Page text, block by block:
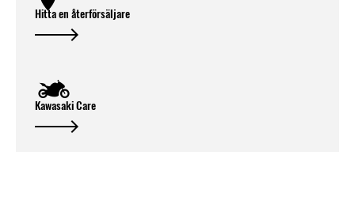
Hitta en återförsäljare
Kawasaki Care